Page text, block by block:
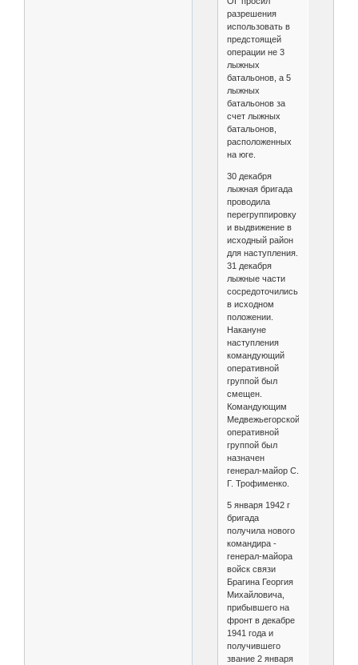
разрешения
использовать в
предстоящей
операции не 3
лыжных
батальонов, а 5
лыжных
батальонов за
счет лыжных
батальонов,
расположенных
на юге.
30 декабря
лыжная бригада
проводила
перегруппировку
и выдвижение в
исходный район
для наступления.
31 декабря
лыжные части
сосредоточились
в исходном
положении.
Накануне
наступления
командующий
оперативной
группой был
смещен.
Командующим
Медвежьегорской
оперативной
группой был
назначен
генерал-майор С.
Г. Трофименко.
5 января 1942 г
бригада
получила нового
командира -
генерал-майора
войск связи
Брагина Георгия
Михайловича,
прибывшего на
фронт в декабре
1941 года и
получившего
звание 2 января